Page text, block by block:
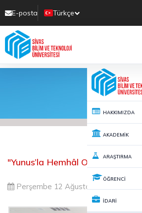
E-posta
Türkçe
HAKKIMIZDA
AKADEMİK
ARAŞTIRMA
ÖĞRENCİ
İDARİ
"Yunus’la Hemhâl Olmak"
Perşembe 12 Ağustos 2021 15:58